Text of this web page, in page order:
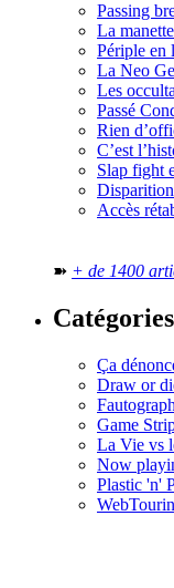
Passing
La
Périple en
La Neo
Les
Passé
Rien
C’est
Slap fight
Accès
➽ + de 1400
Catégories
Ça
Draw or
Game
La Vie vs
Now
Plastic 'n'